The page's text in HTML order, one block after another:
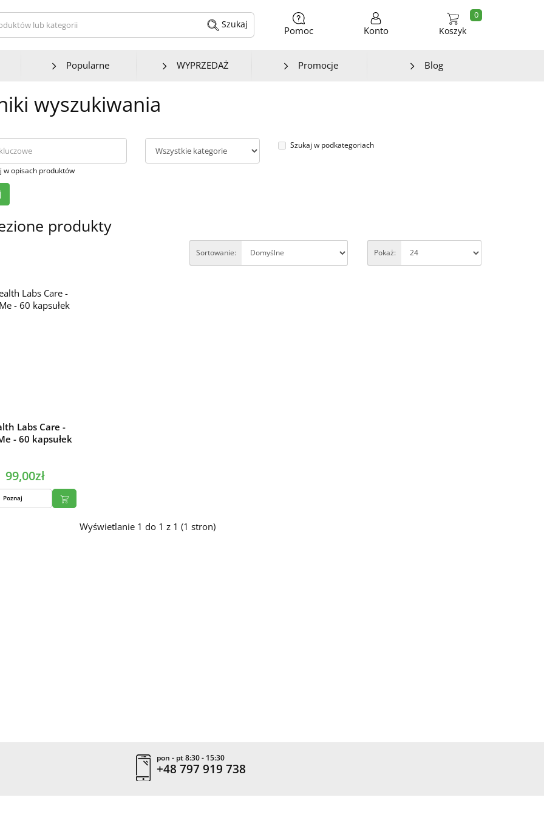
produktów lub kategorii Szukaj
Pomoc Konto Koszyk
0
Popularne WYPRZEDAŻ Promocje Blog
wyszukiwania
Szukaj w podkategoriach
w opisach produktów
produkty
Sortowanie: Pokaż:
Labs Care -
- 60 kapsułek
99,00zł
Poznaj
Wyświetlanie 1 do 1 z 1 (1 stron)
pon - pt 8:30 - 15:30
+48 797 919 738